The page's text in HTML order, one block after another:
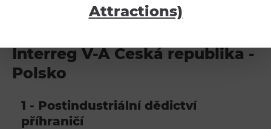
Malý svět techniky U6
Gong
Galerie Gong
Hornické muzeum
Heligonka
HopJump
Interreg V-A Česká republika -
Polsko
1 - Postindustriální dědictví
příhraničí
Attractions)